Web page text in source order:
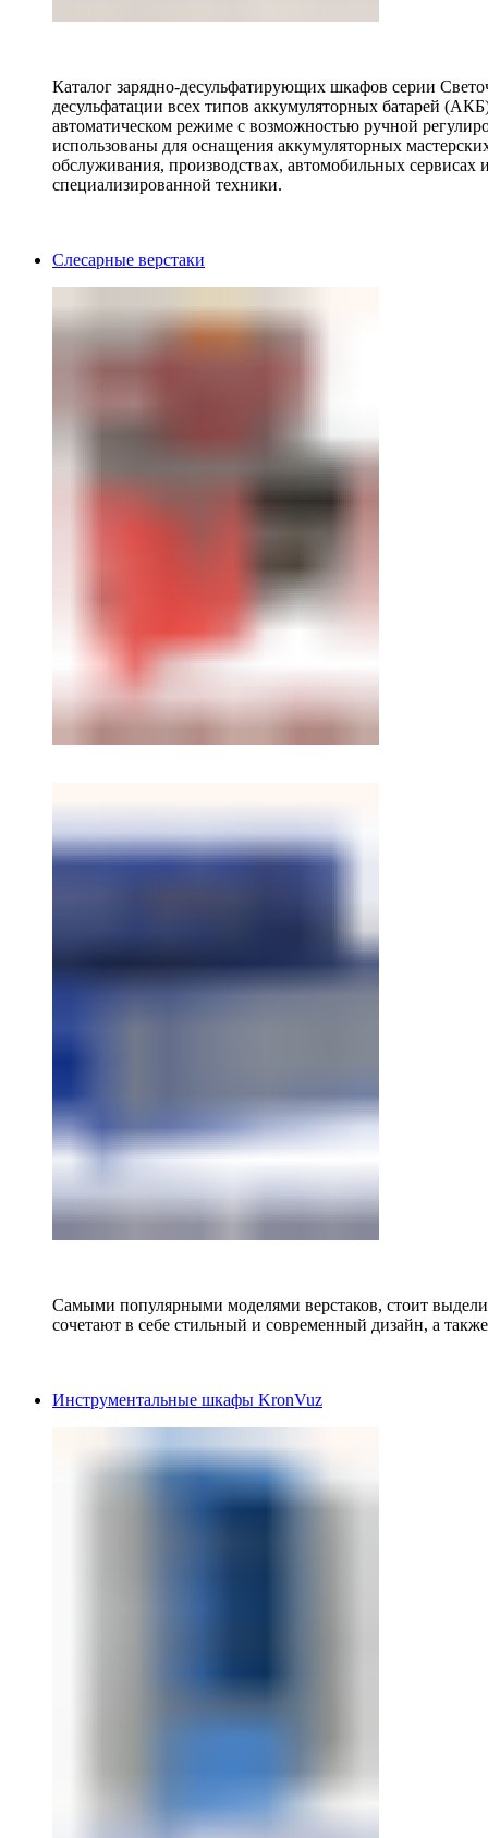
Каталог зарядно-десульфатирующих шкафов серии
десульфатации всех типов аккумуляторных батарей
автоматическом режиме с возможностью ручной
использованы для оснащения аккумуляторных
обслуживания, производствах, автомобильных
специализированной техники.
Слесарные верстаки
Самыми популярными моделями верстаков, стоит
сочетают в себе стильный и современный дизайн, а
Инструментальные шкафы KronVuz